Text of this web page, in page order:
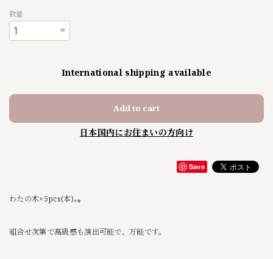
数量
International shipping available
Add to cart
日本国内にお住まいの方向け
Save
わたの木×5pcs(本)₊⁎
組合せ次第で高級感も演出可能で、万能です。